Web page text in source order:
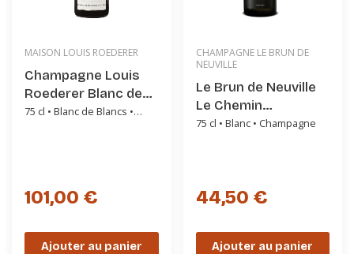
MAISON LOUIS ROEDERER
Champagne Louis
Roederer Blanc de
Blancs 2017
75 cl • Blanc de Blancs •
101,00 €
Ajouter au panier
CHAMPAGNE LE BRUN DE
NEUVILLE
Le Brun de Neuville
Le Chemin
Empreinté
75 cl • Blanc • Champagne
44,50 €
Ajouter au panier